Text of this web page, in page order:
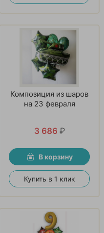
Композиция из шаров
на 23 февраля
3 686 ₽
В корзину
Купить в 1 клик